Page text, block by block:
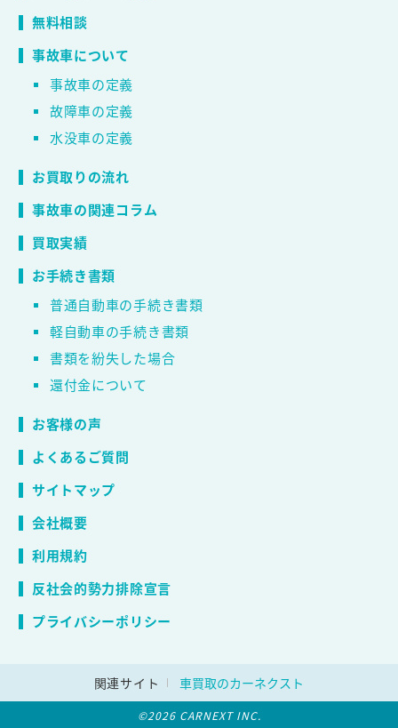
無料相談
事故車について
事故車の定義
故障車の定義
水没車の定義
お買取りの流れ
事故車の関連コラム
買取実績
お手続き書類
普通自動車の手続き書類
軽自動車の手続き書類
書類を紛失した場合
還付金について
お客様の声
よくあるご質問
サイトマップ
会社概要
利用規約
反社会的勢力排除宣言
プライバシーポリシー
関連サイト 車買取のカーネクスト
©2026 CARNEXT INC.